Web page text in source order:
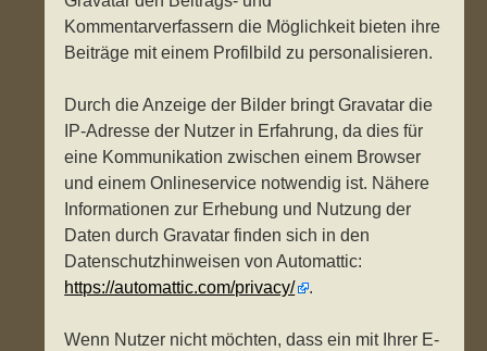
Kommentarverfassern die Möglichkeit bieten ihre
Beiträge mit einem Profilbild zu personalisieren.
Durch die Anzeige der Bilder bringt Gravatar die
IP-Adresse der Nutzer in Erfahrung, da dies für
eine Kommunikation zwischen einem Browser
und einem Onlineservice notwendig ist. Nähere
Informationen zur Erhebung und Nutzung der
Daten durch Gravatar finden sich in den
Datenschutzhinweisen von Automattic:
https://automattic.com/privacy/
.
Wenn Nutzer nicht möchten, dass ein mit Ihrer E-